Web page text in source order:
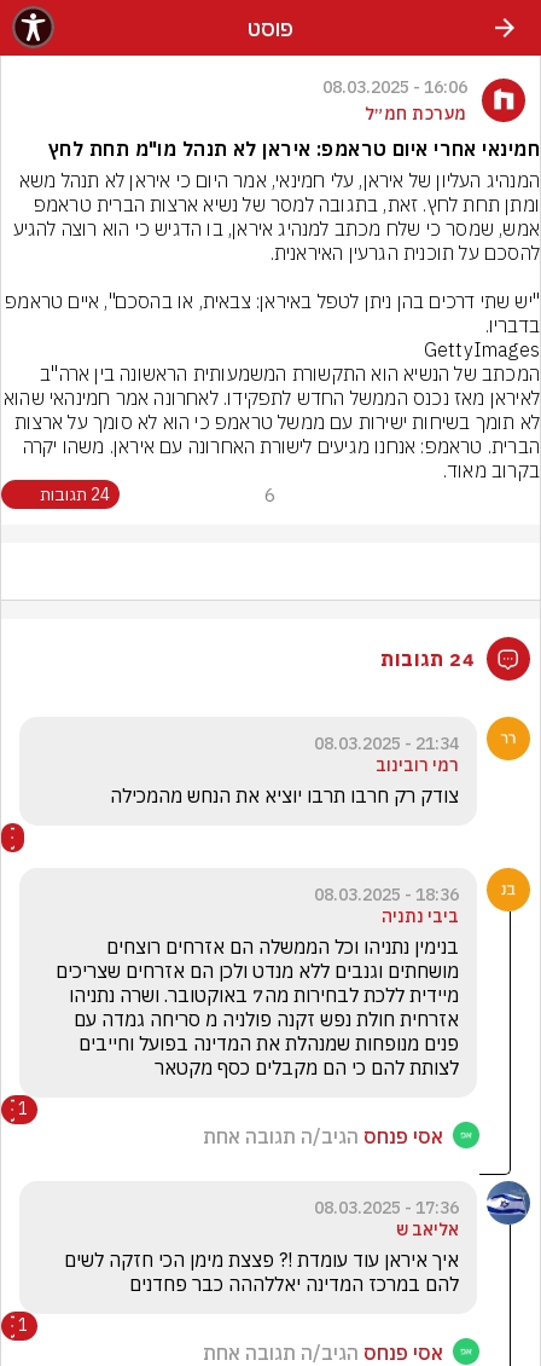
פוסט
16:06 - 08.03.2025
מערכת חמ״ל
חמינאי אחרי איום טראמפ: איראן לא תנהל מו"מ תחת לחץ
בדבריו.
GettyImages
המכתב של הנשיא הוא התקשורת המשמעותית הראשונה בין ארה"ב
לא תומך בשיחות ישירות עם ממשל טראמפ כי הוא לא סומך על ארצות
בקרוב מאוד.
6 24 תגובות
24 תגובות
21:34 - 08.03.2025
רמי רובינוב
צודק רק חרבו תרבו יוציא את הנחש מהמכילה
18:36 - 08.03.2025
ביבי נתניה
לצותת להם כי הם מקבלים כסף מקטאר
1
אסי פנחס הגיב/ה תגובה אחת
17:36 - 08.03.2025
אליאב ש
להם במרכז המדינה יאללההה כבר פחדנים
1
אסי פנחס הגיב/ה תגובה אחת